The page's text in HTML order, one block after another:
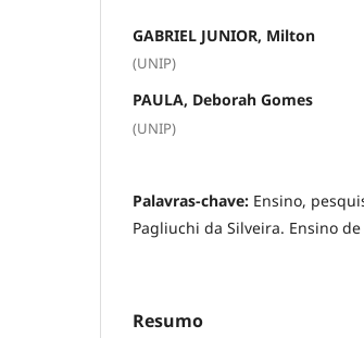
GABRIEL JUNIOR, Milton
(UNIP)
PAULA, Deborah Gomes
(UNIP)
Palavras-chave: Ensino,
Pagliuchi da Silveira. Ensino
Resumo